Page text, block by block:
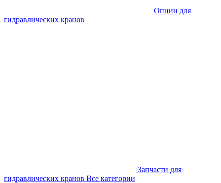
Опции для
гидравлических кранов
Запчасти для
гидравлических кранов Все категории